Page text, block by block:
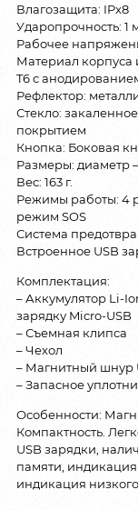
Влагозащита: IPx8
Ударопрочность: 1
Рабочее
Материал
T6 с
Рефлектор:
Стекло:
покрытием
Кнопка: Боковая
Размеры: диаметр
Вес: 163 г.
Режимы работы: 4
режим SOS
Система
Встроенное USB
Комплектация:
– Аккумулятор Li-
зарядку Micro-USB
– Съемная клипса
– Чехол
– Магнитный шнур
– Запасное
Особенности:
Компактность.
USB зарядки,
памяти, индикация
индикация